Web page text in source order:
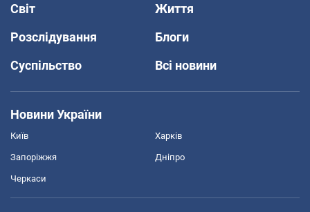
Світ
Життя
Розслідування
Блоги
Суспільство
Всі новини
Новини України
Київ Харків
Запоріжжя Дніпро
Черкаси